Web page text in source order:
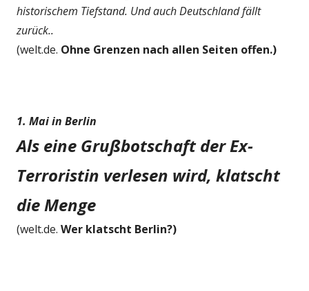
historischem Tiefstand. Und auch Deutschland fällt
zurück..
(welt.de. Ohne Grenzen nach allen Seiten offen.)
1. Mai in Berlin
Als eine Grußbotschaft der Ex-
Terroristin verlesen wird, klatscht
die Menge
(welt.de. Wer klatscht Berlin?)